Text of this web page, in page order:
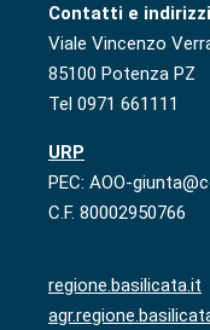
Contatti e indirizzi
Viale Vincenzo
85100 Potenza PZ
Tel 0971 661111
URP
PEC: AOO-
C.F. 80002950766
regione.basilicata.it